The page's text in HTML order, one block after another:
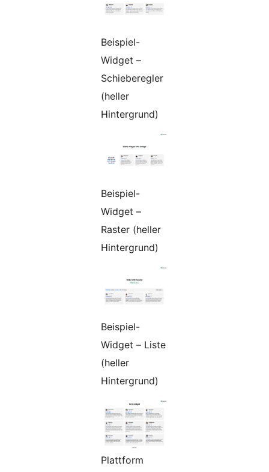
Beispiel-
Widget –
Schieberegler
(heller
Hintergrund)
Beispiel-
Widget –
Raster (heller
Hintergrund)
Beispiel-
Widget – Liste
(heller
Hintergrund)
Plattform